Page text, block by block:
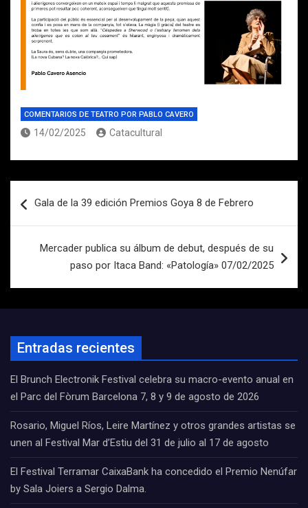
COMENTARIOS DE TEATRO POR PABLO CAVERO
14/02/2025 Catacultural
de
Gala de la 39 edición Premios Goya 8 de Febrero
Mercader publica su álbum de debut, después de su
paso por Itaca Band: «Patología» 07/02/2025
Entradas recientes
El Brunch Electronik Festival celebra su macro-evento anual en
el Parc del Fòrum Barcelona 7, 8 y 9 de agosto de 2026
Rosario, Miguel Ríos, Leire Martínez y otros grandes artistas se
unen al Festival Mar d’Estiu del 31 de julio al 17 de agosto
El Festival Terramar CaixaBank ha concedido el Premio Nenúfar
by Sala Joiers a Sergio Dalma.